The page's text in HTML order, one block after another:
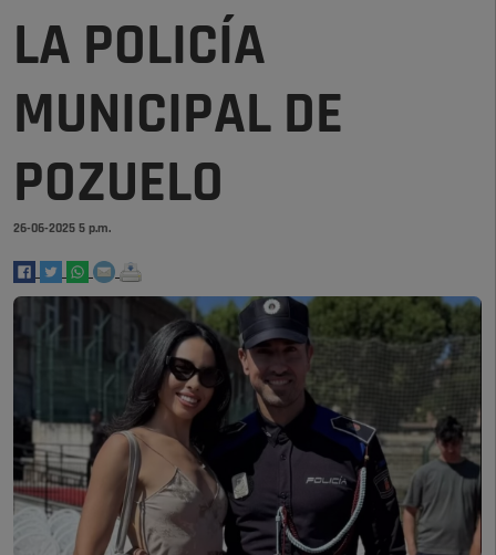
LA POLICÍA
MUNICIPAL DE
POZUELO
26-06-2025 5 p.m.